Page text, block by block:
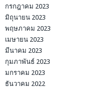
กรกฎาคม 2023
มิถุนายน 2023
พฤษภาคม 2023
เมษายน 2023
มีนาคม 2023
กุมภาพันธ์ 2023
มกราคม 2023
ธันวาคม 2022